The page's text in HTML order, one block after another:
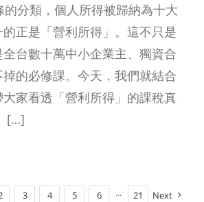
分類，個人所得被歸納為十大
正是「營利所得」。這不只是
台數十萬中小企業主、獨資合
的必修課。今天，我們就結合
家看透「營利所得」的課稅真
[…]
3 4 5 6 ··· 21 Next